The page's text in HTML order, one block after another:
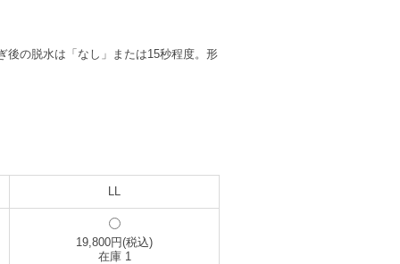
後の脱水は「なし」または15秒程度。形
LL
19,800円(税込)
在庫 1